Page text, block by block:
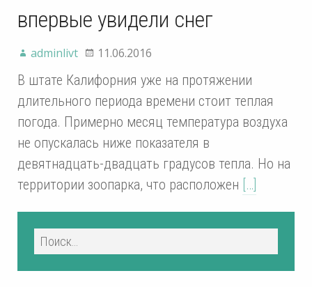
впервые увидели снег
adminlivt 11.06.2016
В штате Калифорния уже на протяжении
длительного периода времени стоит теплая
погода. Примерно месяц температура воздуха
не опускалась ниже показателя в
девятнадцать-двадцать градусов тепла. Но на
территории зоопарка, что расположен […]